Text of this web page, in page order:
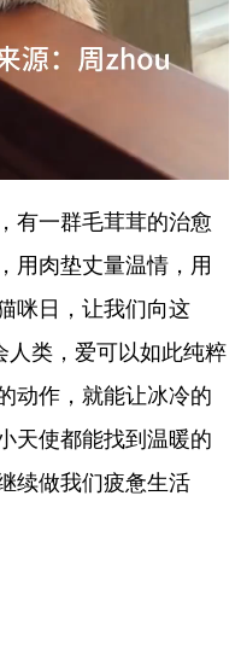
一群毛茸茸的治愈
肉垫丈量温情，用
咪日，让我们向这
人类，爱可以如此纯粹
作，就能让冰冷的
天使都能找到温暖的
续做我们疲惫生活